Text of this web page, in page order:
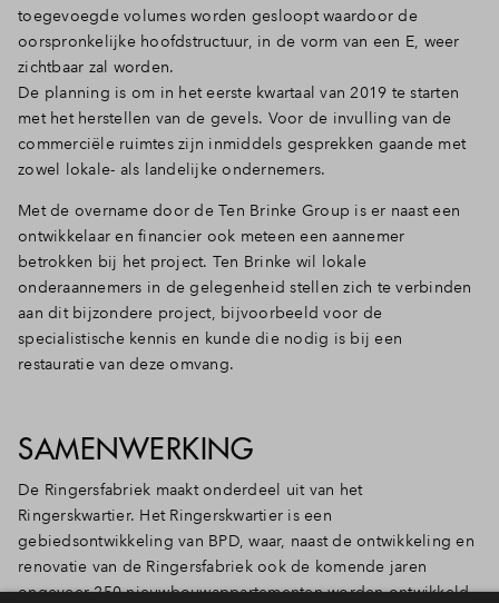
toegevoegde volumes worden gesloopt waardoor de
oorspronkelijke hoofdstructuur, in de vorm van een E, weer
zichtbaar zal worden.
De planning is om in het eerste kwartaal van 2019 te starten
met het herstellen van de gevels. Voor de invulling van de
commerciële ruimtes zijn inmiddels gesprekken gaande met
zowel lokale- als landelijke ondernemers.
Met de overname door de Ten Brinke Group is er naast een
ontwikkelaar en financier ook meteen een aannemer
betrokken bij het project. Ten Brinke wil lokale
onderaannemers in de gelegenheid stellen zich te verbinden
aan dit bijzondere project, bijvoorbeeld voor de
specialistische kennis en kunde die nodig is bij een
restauratie van deze omvang.
SAMENWERKING
De Ringersfabriek maakt onderdeel uit van het
Ringerskwartier. Het Ringerskwartier is een
gebiedsontwikkeling van BPD, waar, naast de ontwikkeling en
renovatie van de Ringersfabriek ook de komende jaren
ongeveer 250 nieuwbouwappartementen worden ontwikkeld